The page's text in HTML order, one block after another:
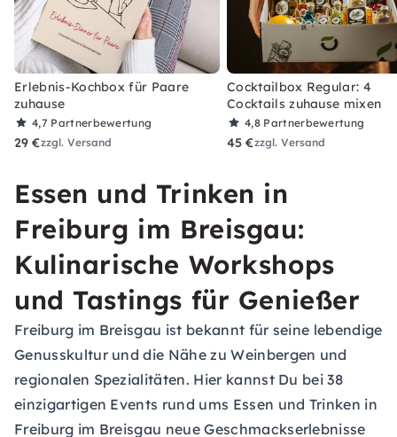
Erlebnis-Kochbox für Paare
zuhause
4,7 Partnerbewertung
29 €zzgl. Versand
Cocktailbox Regular: 4
Cocktails zuhause mixen
4,8 Partnerbewertung
45 €zzgl. Versand
Essen und Trinken in
Freiburg im Breisgau:
Kulinarische Workshops
und Tastings für Genießer
Freiburg im Breisgau ist bekannt für seine lebendige
Genusskultur und die Nähe zu Weinbergen und
regionalen Spezialitäten. Hier kannst Du bei 38
einzigartigen Events rund ums Essen und Trinken in
Freiburg im Breisgau neue Geschmackserlebnisse